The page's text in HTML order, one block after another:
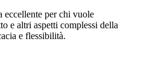
eccellente per chi vuole
e altri aspetti complessi della
e flessibilità.